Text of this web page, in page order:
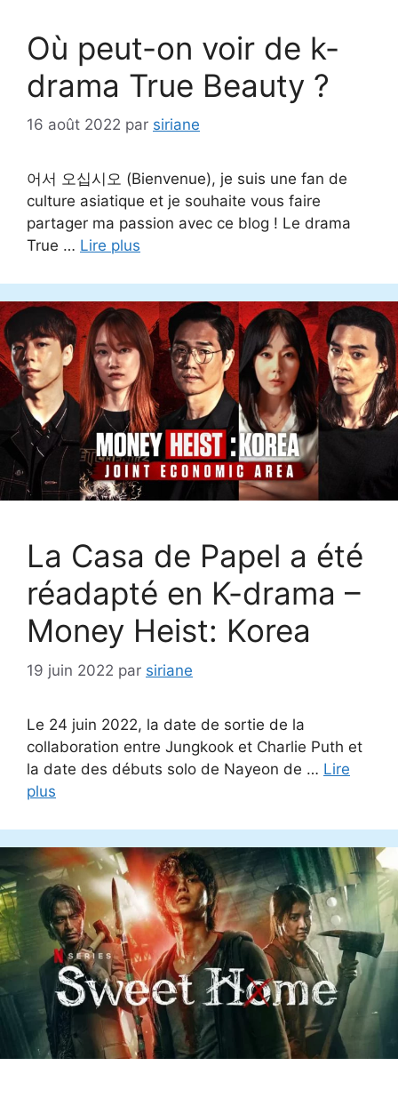
Où peut-on voir de k-
drama True Beauty ?
16 août 2022 par siriane
어서 오십시오 (Bienvenue), je suis une fan de
culture asiatique et je souhaite vous faire
partager ma passion avec ce blog ! Le drama
True … Lire plus
La Casa de Papel a été
réadapté en K-drama –
Money Heist: Korea
19 juin 2022 par siriane
Le 24 juin 2022, la date de sortie de la
collaboration entre Jungkook et Charlie Puth et
la date des débuts solo de Nayeon de … Lire
plus